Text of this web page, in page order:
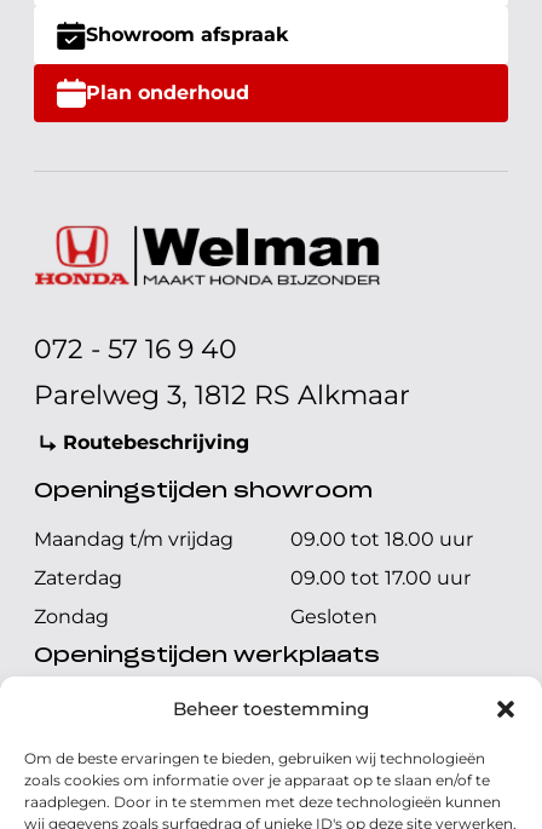
Beheer toestemming
Om de beste ervaringen te bieden, gebruiken wij technologieën
zoals cookies om informatie over je apparaat op te slaan en/of te
raadplegen. Door in te stemmen met deze technologieën kunnen
wij gegevens zoals surfgedrag of unieke ID's op deze site verwerken.
Showroom afspraak
Plan onderhoud
072 - 57 16 9 40
Parelweg 3, 1812 RS Alkmaar
Routebeschrijving
Openingstijden showroom
Maandag t/m vrijdag
09.00 tot 18.00 uur
Zaterdag
09.00 tot 17.00 uur
Zondag
Gesloten
Openingstijden werkplaats
Maandag t/m vrijdag
08.00 tot 17.00 uur
Zondag
Gesloten